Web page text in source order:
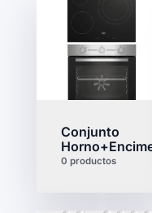
Conjunto
0 productos